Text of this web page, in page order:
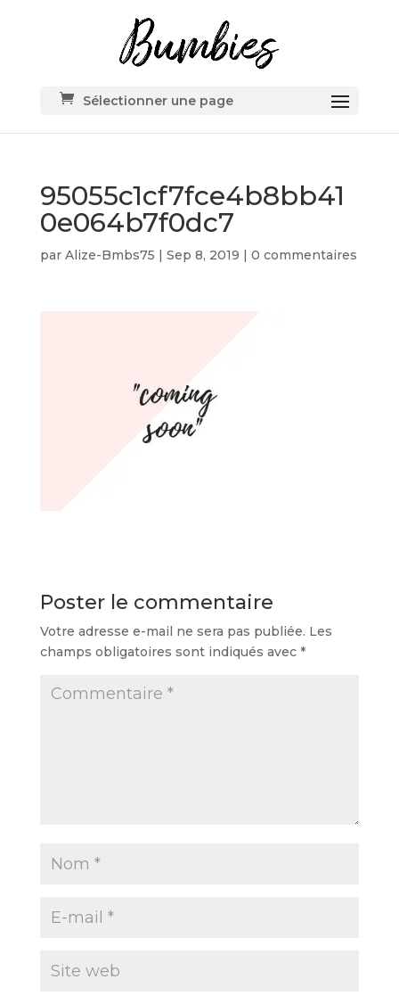
Sélectionner une page
95055c1cf7fce4b8bb41
0e064b7f0dc7
par Alize-Bmbs75 | Sep 8, 2019 | 0 commentaires
Poster le commentaire
Votre adresse e-mail ne sera pas publiée. Les
champs obligatoires sont indiqués avec *